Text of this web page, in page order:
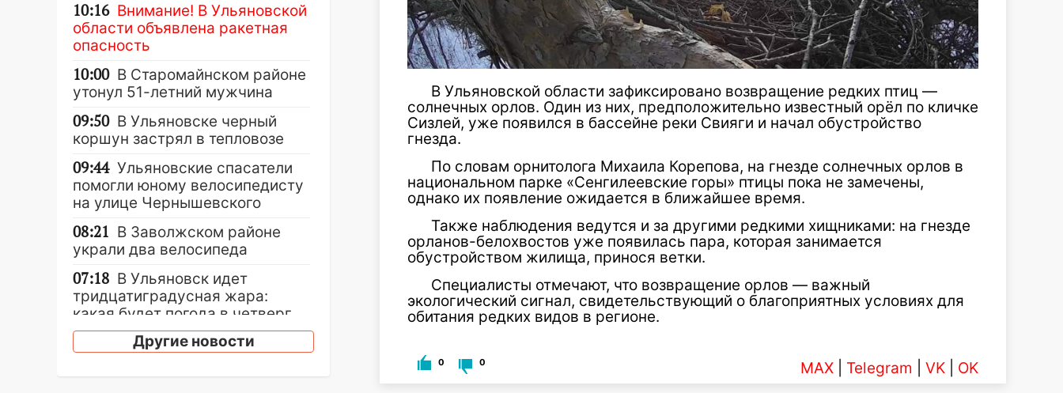
В Ульяновской области зафиксировано возвращение редких птиц —
солнечных орлов. Один из них, предположительно известный орёл по кличке
Сизлей, уже появился в бассейне реки Свияги и начал обустройство
гнезда.
По словам орнитолога Михаила Корепова, на гнезде солнечных орлов в
национальном парке «Сенгилеевские горы» птицы пока не замечены,
однако их появление ожидается в ближайшее время.
Также наблюдения ведутся и за другими редкими хищниками: на гнезде
орланов-белохвостов уже появилась пара, которая занимается
обустройством жилища, принося ветки.
Специалисты отмечают, что возвращение орлов — важный
экологический сигнал, свидетельствующий о благоприятных условиях для
обитания редких видов в регионе.
0 0 MAX Telegram VK OK
10:16 Внимание! В Ульяновской
области объявлена ракетная
опасность
10:00 В Старомайнском районе
утонул 51-летний мужчина
09:50 В Ульяновске черный
коршун застрял в тепловозе
09:44 Ульяновские спасатели
помогли юному велосипедисту
на улице Чернышевского
08:21 В Заволжском районе
украли два велосипеда
07:18 В Ульяновск идет
тридцатиградусная жара:
какая будет погода в четверг
Четыре года борьбы:
Другие новости